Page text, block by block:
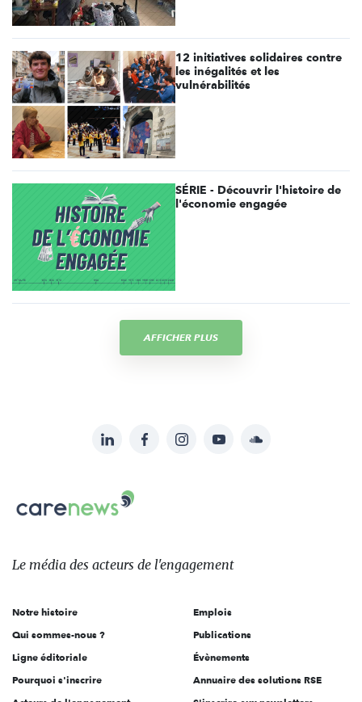
12 initiatives solidaires contre
les inégalités et les
vulnérabilités
SÉRIE - Découvrir l'histoire de
l'économie engagée
AFFICHER PLUS
sur:
LinkedInFacebookInstagramYouTubeSoundcloud
Le
des
l'engagement
Le média des acteurs de l'engagement
Notre histoire
Qui sommes-nous ?
Ligne éditoriale
Pourquoi s'inscrire
Emplois
Publications
Évènements
Annuaire des solutions RSE